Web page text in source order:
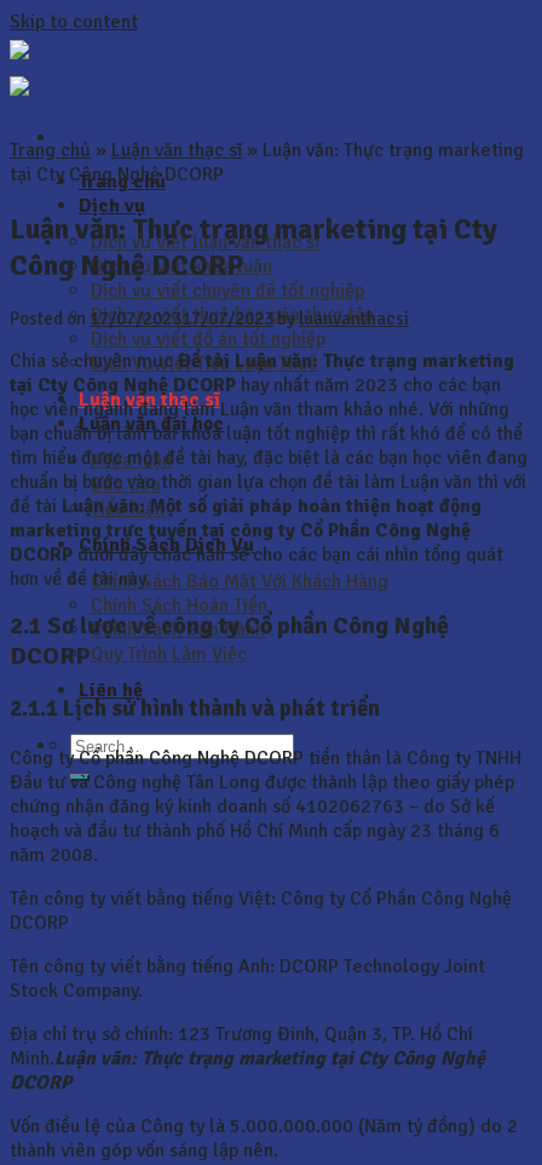
Skip to content
Trang chủ
Dịch vụ
Dịch vụ viết luận văn thạc sĩ
Dịch vụ viết khóa luận
Dịch vụ viết chuyên đề tốt nghiệp
Dịch vụ viết thuê báo cáo thực tập
Dịch vụ viết đồ án tốt nghiệp
Dịch Vụ Viết Tiểu Luận Thuê
Luận văn thạc sĩ
Luận văn đại học
Khóa luận
Báo Cáo
Tiểu luận
Chính Sách Dịch Vụ
Chính Sách Bảo Mật Với Khách Hàng
Chính Sách Hoàn Tiền
Chính Sách Bảo Hành
Quy Trình Làm Việc
Liên hệ
Trang chủ » Luận văn thạc sĩ» Luận văn: Thực trạng marketing
tại Cty Công Nghệ DCORP
Luận văn: Thực trạng marketing tại Cty
Công Nghệ DCORP
Posted on 17/07/202317/07/2023byluanvanthacsi
Chia sẻ chuyên mụcĐề tài Luận văn: Thực trạng marketing
tại Cty Công Nghệ DCORP hay nhất năm 2023 cho các bạn
học viên ngành đang làm Luận văn tham khảo nhé. Với những
bạn chuẩn bị làm bài khóa luận tốt nghiệp thì rất khó để có thể
tìm hiểu được một đề tài hay, đặc biệt là các bạn học viên đang
chuẩn bị bước vào thời gian lựa chọn đề tài làm Luận văn thì với
đề tài Luận văn:Một số giải pháp hoàn thiện hoạt động
marketing trực tuyến tại công ty Cổ Phần Công Nghệ
DCORP dưới đây chắc hẳn sẽ cho các bạn cái nhìn tổng quát
hơn về đề tài này.
2.1 Sơ lược về công ty Cổ phần Công Nghệ
DCORP
2.1.1 Lịch sử hình thành và phát triển
Công ty Cổ phần Công Nghệ DCORP tiền thân là Công ty TNHH
Đầu tư và Công nghệ Tân Long được thành lập theo giấy phép
chứng nhận đăng ký kinh doanh số 4102062763 – do Sở kế
hoạch và đầu tư thành phố Hồ Chí Minh cấp ngày 23 tháng 6
năm 2008.
Tên công ty viết bằng tiếng Việt: Công ty Cổ Phần Công Nghệ
DCORP
Tên công ty viết bằng tiếng Anh: DCORP Technology Joint
Stock Company.
Địa chỉ trụ sở chính: 123 Trương Đinh, Quận 3, TP. Hồ Chí
Minh.Luận văn: Thực trạng marketing tại Cty Công Nghệ
DCORP
Vốn điều lệ của Công ty là 5.000.000.000 (Năm tỷ đồng) do 2
thành viên góp vốn sáng lập nên.